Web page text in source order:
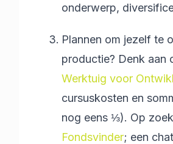
onderwerp,
Plannen om jezelf te
productie? Denk aan
Werktuig voor
cursuskosten en
nog eens ⅓). Op
Fondsvinder; een